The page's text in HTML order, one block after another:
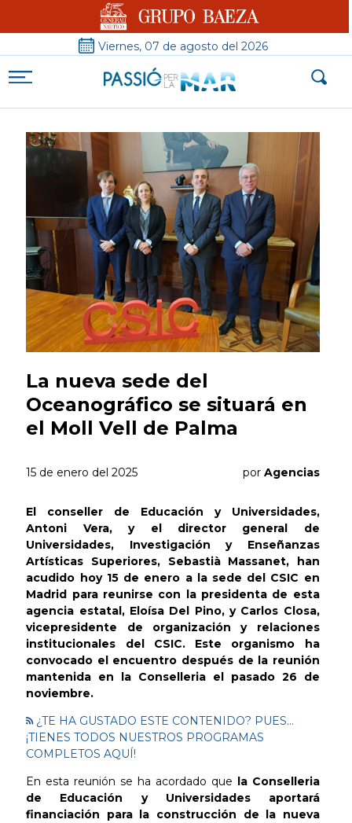
Viernes, 07 de agosto del 2026
La nueva sede del
Oceanográfico se situará en
el Moll Vell de Palma
15 de enero del 2025 por Agencias
El conseller de Educación y Universidades,
Antoni Vera, y el director general de
Universidades, Investigación y Enseñanzas
Artísticas Superiores, Sebastià Massanet, han
acudido hoy 15 de enero a la sede del CSIC en
Madrid para reunirse con la presidenta de esta
agencia estatal, Eloísa Del Pino, y Carlos Closa,
vicepresidente de organización y relaciones
institucionales del CSIC. Este organismo ha
convocado el encuentro después de la reunión
mantenida en la Conselleria el pasado 26 de
noviembre.
¿TE HA GUSTADO ESTE CONTENIDO? PUES...
¡TIENES TODOS NUESTROS PROGRAMAS
COMPLETOS AQUÍ!
En esta reunión se ha acordado que la Conselleria
de Educación y Universidades aportará
financiación para la construcción de la nueva